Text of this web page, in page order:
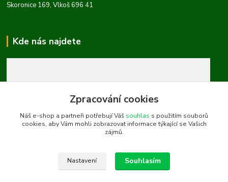
Skoronice 169, Vlkoš 696 41
Kde nás najdete
Zpracování cookies
Náš e-shop a partneři potřebují Váš souhlas s použitím souborů
cookies, aby Vám mohli zobrazovat informace týkající se Vašich
zájmů.
Nastavení Souhlasím